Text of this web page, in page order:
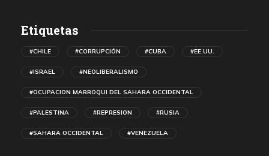
Etiquetas
#CHILE #CORRUPCIÓN #CUBA #EE.UU.
#ISRAEL #NEOLIBERALISMO
#OCUPACION MARROQUI DEL SAHARA OCCIDENTAL
#PALESTINA #REPRESION #RUSIA
#SAHARA OCCIDENTAL #VENEZUELA